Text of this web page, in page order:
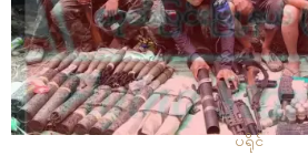
ပရိုၚ်